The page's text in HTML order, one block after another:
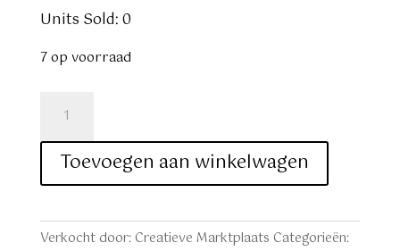
Units Sold: 0
7 op voorraad
belletjes
10
stuks
Toevoegen aan winkelwagen
Verkocht door: Creatieve Marktplaats Categorieën: